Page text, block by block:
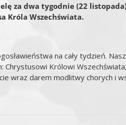
za dwa tygodnie (22
Króla Wszechświata.
na cały tydzień.
Chrystusowi Królowi
wraz darem modlitwy chorych i